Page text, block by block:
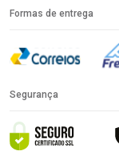
Formas de entrega
Segurança